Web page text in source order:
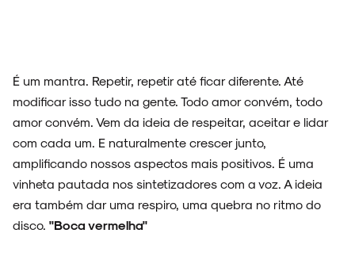
É um mantra. Repetir, repetir até ficar diferente. Até
modificar isso tudo na gente. Todo amor convém, todo
amor convém. Vem da ideia de respeitar, aceitar e lidar
com cada um. E naturalmente crescer junto,
amplificando nossos aspectos mais positivos. É uma
vinheta pautada nos sintetizadores com a voz. A ideia
era também dar uma respiro, uma quebra no ritmo do
disco. "Boca vermelha"